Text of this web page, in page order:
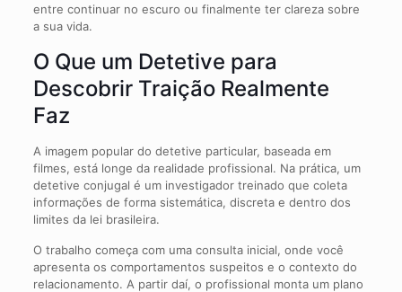
entre continuar no escuro ou finalmente ter clareza sobre
a sua vida.
O Que um Detetive para
Descobrir Traição Realmente
Faz
A imagem popular do detetive particular, baseada em
filmes, está longe da realidade profissional. Na prática, um
detetive conjugal é um investigador treinado que coleta
informações de forma sistemática, discreta e dentro dos
limites da lei brasileira.
O trabalho começa com uma consulta inicial, onde você
apresenta os comportamentos suspeitos e o contexto do
relacionamento. A partir daí, o profissional monta um plano